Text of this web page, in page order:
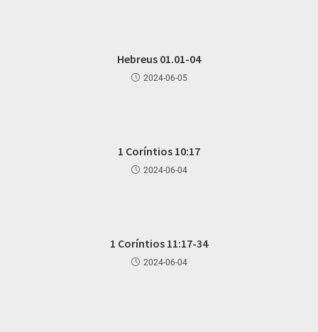
Hebreus 01.01-04
2024-06-05
1 Coríntios 10:17
2024-06-04
1 Coríntios 11:17-34
2024-06-04